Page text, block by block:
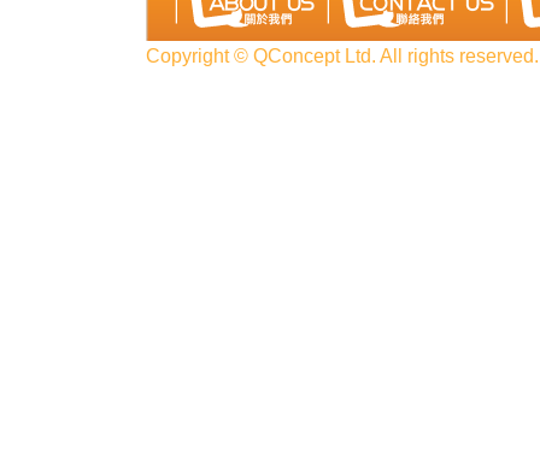
Copyright © QConcept Ltd. All rights reserved.